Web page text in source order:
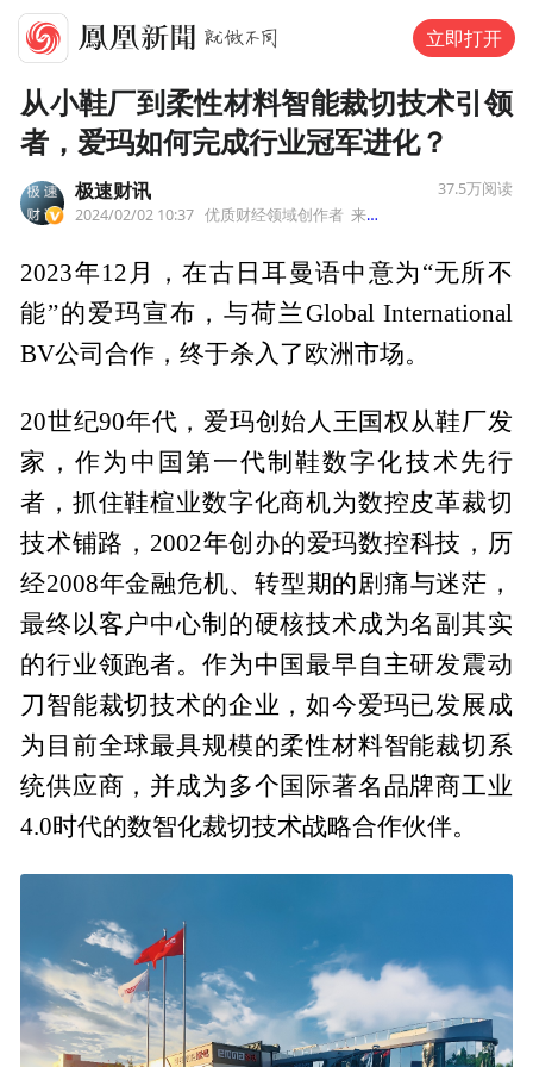
立即打开
从小鞋厂到柔性材料智能裁切技术引领
者，爱玛如何完成行业冠军进化？
极速财讯
2024/02/02 10:37 优质财经领域创作者 来自北京
37.5万阅读
2023年12月，在古日耳曼语中意为“无所不
能”的爱玛宣布，与荷兰Global International
BV公司合作，终于杀入了欧洲市场。
20世纪90年代，爱玛创始人王国权从鞋厂发
家，作为中国第一代制鞋数字化技术先行
者，抓住鞋楦业数字化商机为数控皮革裁切
技术铺路，2002年创办的爱玛数控科技，历
经2008年金融危机、转型期的剧痛与迷茫，
最终以客户中心制的硬核技术成为名副其实
的行业领跑者。作为中国最早自主研发震动
刀智能裁切技术的企业，如今爱玛已发展成
为目前全球最具规模的柔性材料智能裁切系
统供应商，并成为多个国际著名品牌商工业
4.0时代的数智化裁切技术战略合作伙伴。